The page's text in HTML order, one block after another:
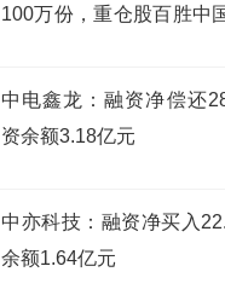
100万份，重仓股百胜中
中电鑫龙：融资净偿还
资余额3.18亿元
中亦科技：融资净买入
余额1.64亿元